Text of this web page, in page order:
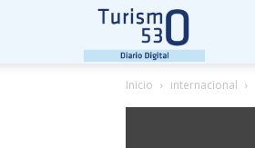
Inicio internacional